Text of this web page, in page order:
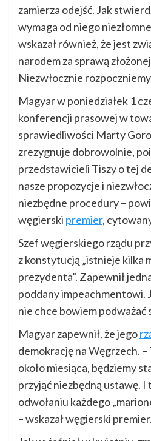
zamierza odejść. Jak
wymaga od niego
wskazał również, że jest
narodem za sprawą
Niezwłocznie
Magyar w poniedziałek 1
konferencji prasowej w
sprawiedliwości Marty
zrezygnuje dobrowolnie,
przedstawicieli Tiszy o tej
nasze propozycje i
niezbędne procedury –
węgierski premier,
Szef węgierskiego rządu
z konstytucją „istnieje kilka
prezydenta”. Zapewnił
poddany impeachmentowi.
nie chce bowiem
Magyar zapewnił, że jego
demokrację na Węgrzech.
około miesiąca, będziemy
przyjąć niezbędną ustawę. I
odwołaniu każdego
– wskazał węgierski premier.